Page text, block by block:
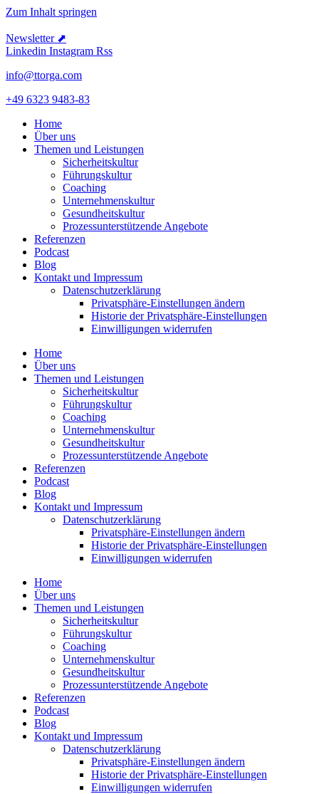
Zum Inhalt springen
Newsletter ⬈
Linkedin Instagram Rss
info@ttorga.com
+49 6323 9483-83
Home
Über uns
Themen und Leistungen
Sicher­heits­kultur
Führungs­kultur
Coaching
Unter­neh­mens­kultur
Gesund­heits­kultur
Prozess­un­ter­stüt­zende Angebote
Referenzen
Podcast
Blog
Kontakt und Impressum
Daten­schutz­er­klärung
Privat­sphäre-Einstel­lungen ändern
Historie der Privat­sphäre-Einstel­lungen
Einwil­li­gungen wider­rufen
Home
Über uns
Themen und Leistungen
Sicher­heits­kultur
Führungs­kultur
Coaching
Unter­neh­mens­kultur
Gesund­heits­kultur
Prozess­un­ter­stüt­zende Angebote
Referenzen
Podcast
Blog
Kontakt und Impressum
Daten­schutz­er­klärung
Privat­sphäre-Einstel­lungen ändern
Historie der Privat­sphäre-Einstel­lungen
Einwil­li­gungen wider­rufen
Home
Über uns
Themen und Leistungen
Sicher­heits­kultur
Führungs­kultur
Coaching
Unter­neh­mens­kultur
Gesund­heits­kultur
Prozess­un­ter­stüt­zende Angebote
Referenzen
Podcast
Blog
Kontakt und Impressum
Daten­schutz­er­klärung
Privat­sphäre-Einstel­lungen ändern
Historie der Privat­sphäre-Einstel­lungen
Einwil­li­gungen wider­rufen